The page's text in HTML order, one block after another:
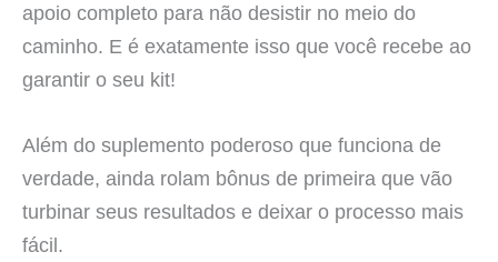
apoio completo para não desistir no meio do
caminho. E é exatamente isso que você recebe ao
garantir o seu kit!
Além do suplemento poderoso que funciona de
verdade, ainda rolam bônus de primeira que vão
turbinar seus resultados e deixar o processo mais
fácil.